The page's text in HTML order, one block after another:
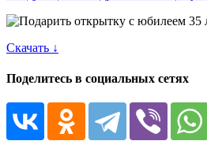
Скачать ↓
Поделитесь в социальных сетях